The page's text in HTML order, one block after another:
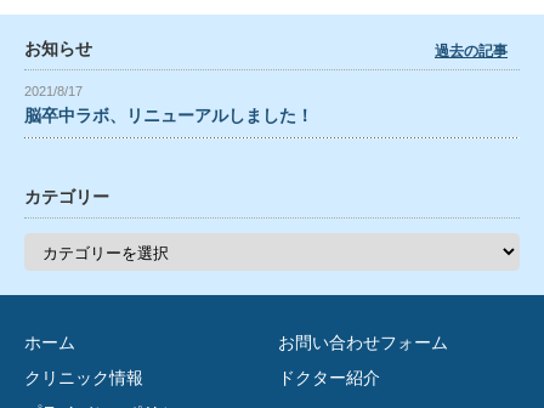
お知らせ
2021/8/17
脳卒中ラボ、リニューアルしました！
過去の記事
カテゴリー
カ
リ
ホーム
お問い合わせフォーム
クリニック情報
ドクター紹介